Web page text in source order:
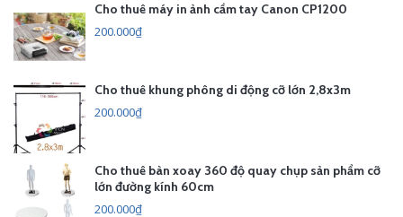
Cho thuê máy in ảnh cầm tay Canon CP1200
200.000₫
Cho thuê khung phông di động cỡ lớn 2,8x3m
200.000₫
Cho thuê bàn xoay 360 độ quay chụp sản phẩm cỡ
lớn đường kính 60cm
200.000₫